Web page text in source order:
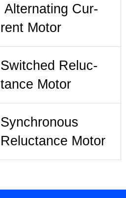
Alter­nat­ing Cur­
rent Motor
Switched Reluc­
tance Motor
Syn­chro­nous
Reluc­tance Motor